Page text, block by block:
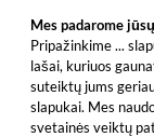
įskaitant
Mes padarome
Pripažinkime ...
lašai, kuriuos
suteiktų jums
slapukai. Mes
svetainės veiktų